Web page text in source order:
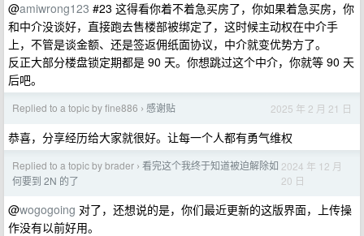
@amiwrong123 #23 这得看你着不着急买房了，你如果着急买房，你
和中介没谈好，直接跑去售楼部被绑定了，这时候主动权在中介手
上，不管是谈金额、还是签返佣纸面协议，中介就变优势方了。
反正大部分楼盘锁定期都是 90 天。你想跳过这个中介，你就等 90 天
后吧。
Replied to a topic by fine886 › 感谢贴 2025 年 2 月 21 日
恭喜，分享经历给大家就很好。让每一个人都有勇气维权
Replied to a topic by brader › 看完这个我终于知道被迫解除如
何要到 2N 的了
2024 年 12 月
20 日
@wogogoing 对了，还想说的是，你们最近更新的这版界面，上传操
作没有以前好用。